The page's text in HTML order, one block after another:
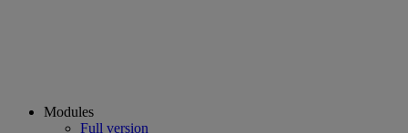
Modules
Full version